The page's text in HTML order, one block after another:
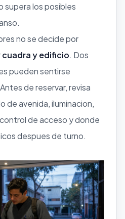
supera los posibles
no se decide por
cuadra y edificio. Dos
pueden sentirse
de reservar, revisa
de avenida, iluminacion,
de acceso y donde
despues de turno.